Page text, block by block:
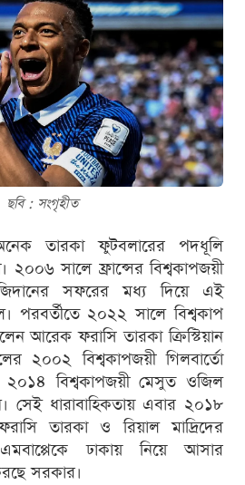
ছবি : সংগৃহীত
তারকা ফুটবলারের পদধূলি
২০০৬ সালে ফ্রান্সের বিশ্বকাপজয়ী
জিদানের সফরের মধ্য দিয়ে এই
পরবর্তীতে ২০২২ সালে বিশ্বকাপ
আরেক ফরাসি তারকা ক্রিস্টিয়ান
২০০২ বিশ্বকাপজয়ী গিলবার্তো
২০১৪ বিশ্বকাপজয়ী মেসুত ওজিল
সেই ধারাবাহিকতায় এবার ২০১৮
তারকা ও রিয়াল মাদ্রিদের
ঢাকায় নিয়ে আসার
সরকার।